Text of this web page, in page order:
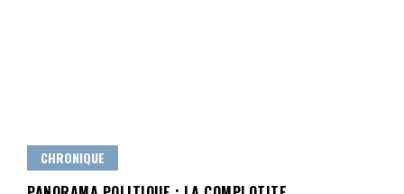
CHRONIQUE